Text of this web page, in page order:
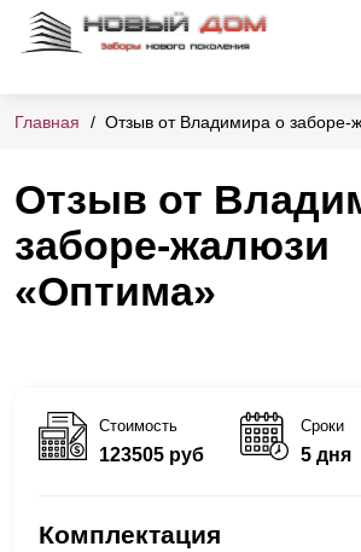
Главная Отзыв от Владимира о
Отзыв от
заборе-жалюзи
«Оптима»
Стоимость
123505 руб
Сроки
5 дня
Комплектация